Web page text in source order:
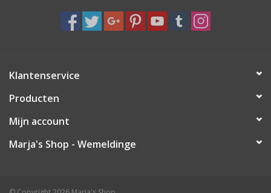
Speelgoed & hobby
Cadeau & feest
Contact/Locatie
Klantenservice
Producten
Mijn account
Marja's Shop - Wemeldinge